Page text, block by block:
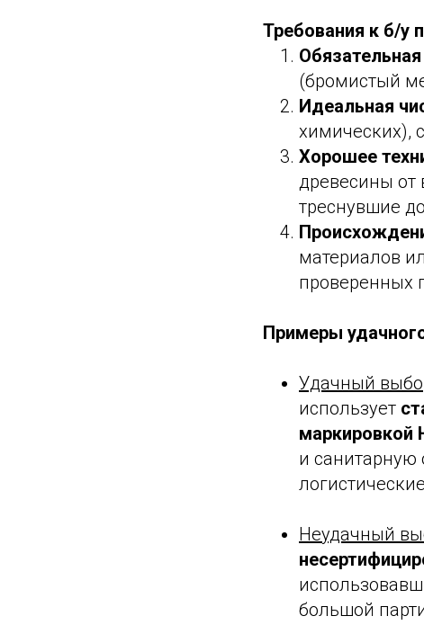
Требования к б/у
(бромистый
Идеальная
химических),
Хорошее
древесины от
треснувшие
материалов
проверенных
Примеры
Удачный
использует
маркировкой
и санитарную
Неудачный
большой